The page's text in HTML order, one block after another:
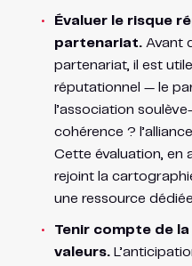
Évaluer le risque
partenariat.Avant
partenariat, il est
réputationnel — le
l’association
cohérence ?
Cette évaluation, en
rejoint la
une ressource dédiée.
Tenir compte de
valeurs.